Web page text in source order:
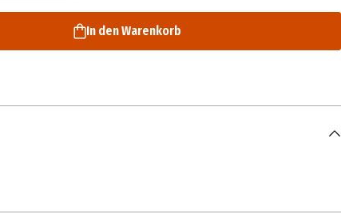
In den Warenkorb